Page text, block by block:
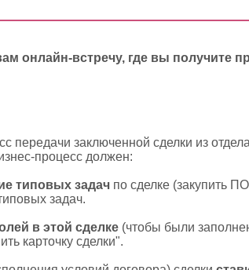
онлайн-встречу, где вы получите
передачи заключенной сделки из
процесс должен:
типовых задач по сделке (закупить
задач.
в этой сделке (чтобы были
карточку сделки".